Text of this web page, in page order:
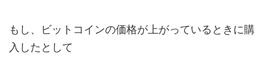
もし、ビットコインの価格が上がっているときに購
入したとして